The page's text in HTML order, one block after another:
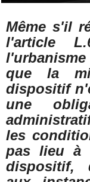
Même s'il
l'article
que la
dispositif
une
les
pas lieu à
dispositif,